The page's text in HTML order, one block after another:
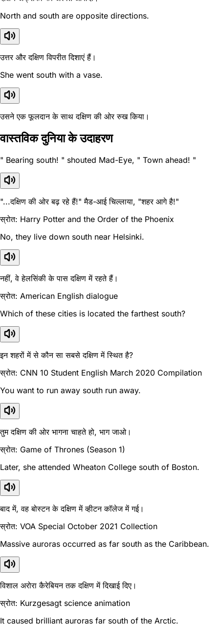
North and south are opposite directions.
उत्तर और दक्षिण विपरीत दिशाएं हैं।
She went south with a vase.
उसने एक फूलदान के साथ दक्षिण की ओर रुख किया।
वास्तविक दुनिया के उदाहरण
" Bearing south! " shouted Mad-Eye, " Town ahead! "
"...दक्षिण की ओर बढ़ रहे हैं!" मैड-आई चिल्लाया, "शहर आगे है!"
स्रोत: Harry Potter and the Order of the Phoenix
No, they live down south near Helsinki.
नहीं, वे हेलसिंकी के पास दक्षिण में रहते हैं।
स्रोत: American English dialogue
Which of these cities is located the farthest south?
इन शहरों में से कौन सा सबसे दक्षिण में स्थित है?
स्रोत: CNN 10 Student English March 2020 Compilation
You want to run away south run away.
तुम दक्षिण की ओर भागना चाहते हो, भाग जाओ।
स्रोत: Game of Thrones (Season 1)
Later, she attended Wheaton College south of Boston.
बाद में, वह बोस्टन के दक्षिण में व्हीटन कॉलेज में गई।
स्रोत: VOA Special October 2021 Collection
Massive auroras occurred as far south as the Caribbean.
विशाल अरोरा कैरेबियन तक दक्षिण में दिखाई दिए।
स्रोत: Kurzgesagt science animation
It caused brilliant auroras far south of the Arctic.